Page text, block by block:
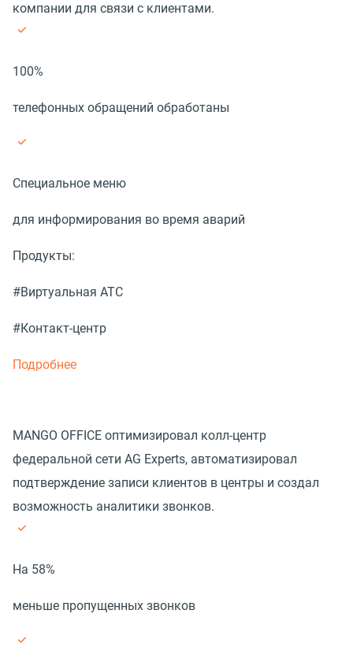
компании для связи с клиентами.
100%
телефонных обращений обработаны
Специальное меню
для информирования во время аварий
Продукты:
#Виртуальная АТС
#Контакт-центр
Подробнее
MANGO OFFICE оптимизировал колл-центр
федеральной сети AG Experts, автоматизировал
подтверждение записи клиентов в центры и создал
возможность аналитики звонков.
На 58%
меньше пропущенных звонков